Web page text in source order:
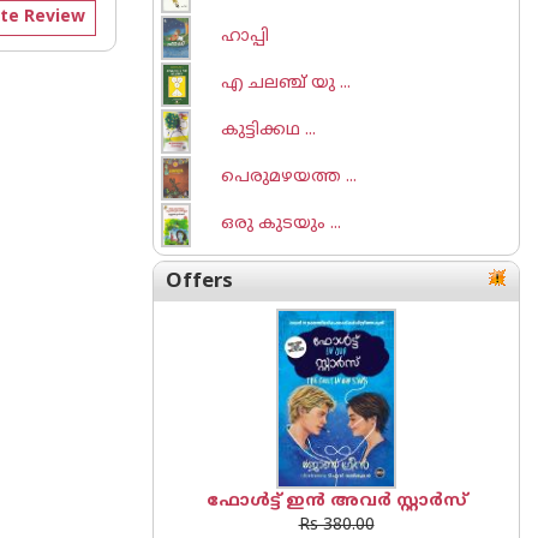
Review
ഹാപ്പി
എ ചലഞ്ച് യു ...
കുട്ടിക്കഥ ...
പെരുമഴയത്ത ...
ഒരു കുടയും ...
Offers
ഫോൾട്ട് ഇൻ അവർ സ്റ്റാർസ്
Rs 380.00